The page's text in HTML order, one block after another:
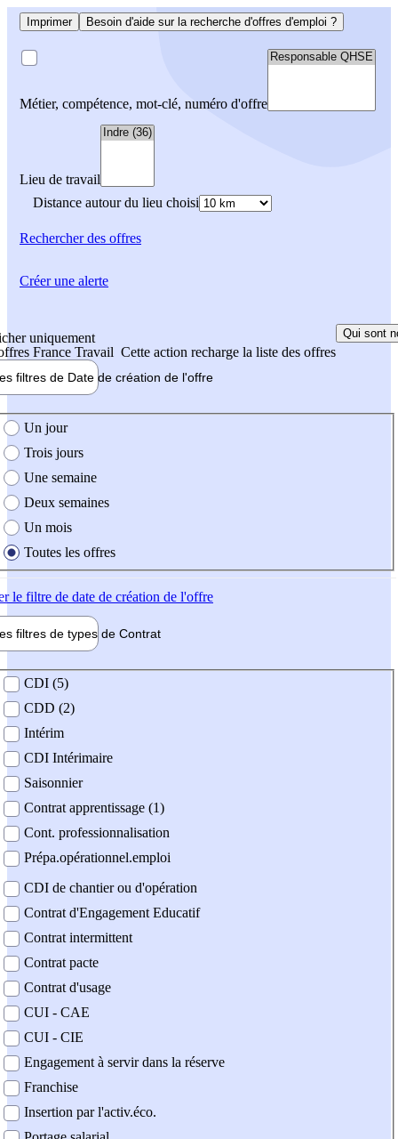
Imprimer Besoin d'aide sur la recherche d'offres d'emploi ?
Métier, compétence, mot-clé, numéro d'offre
Lieu de travail
Distance autour du lieu choisi
Rechercherdes offres
uniquement
France Travail Cette action recharge la liste des offres
Qui sont
filtres de Date de création de l'offre
création de l'offre
Un jour
Trois jours
Une semaine
Deux semaines
Un mois
Toutes les offres
le filtre de date de création de l'offre
filtres de types de Contrat
contrat
CDI (5)
CDD (2)
Intérim
CDI Intérimaire
Saisonnier
Contrat apprentissage (1)
Cont. professionnalisation
Prépa.opérationnel.emploi
CDI de chantier ou d'opération
Contrat d'Engagement Educatif
Contrat intermittent
Contrat pacte
Contrat d'usage
CUI - CAE
CUI - CIE
Engagement à servir dans la réserve
Franchise
Insertion par l'activ.éco.
Créer une alerte